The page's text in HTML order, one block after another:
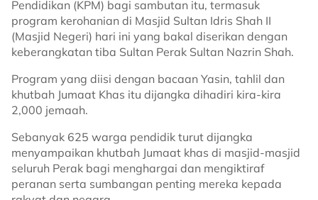
Pendidikan (KPM) bagi sambutan itu, termasuk
program kerohanian di Masjid Sultan Idris Shah II
(Masjid Negeri) hari ini yang bakal diserikan dengan
keberangkatan tiba Sultan Perak Sultan Nazrin Shah.
Program yang diisi dengan bacaan Yasin, tahlil dan
khutbah Jumaat Khas itu dijangka dihadiri kira-kira
2,000 jemaah.
Sebanyak 625 warga pendidik turut dijangka
menyampaikan khutbah Jumaat khas di masjid-masjid
seluruh Perak bagi menghargai dan mengiktiraf
peranan serta sumbangan penting mereka kepada